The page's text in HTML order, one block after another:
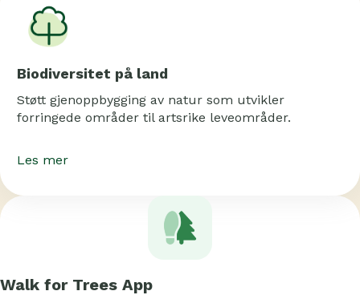
Biodiversitet på land
Støtt gjenoppbygging av natur som utvikler
forringede områder til artsrike leveområder.
Les mer
Walk for Trees App